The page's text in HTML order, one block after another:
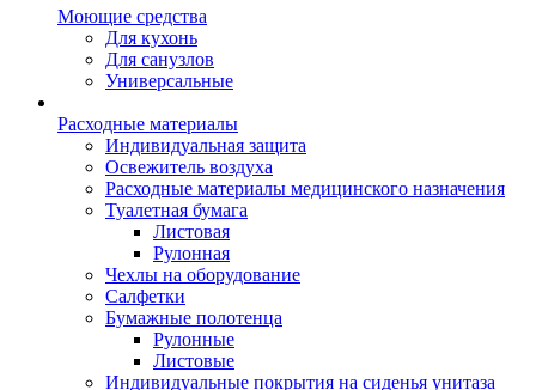
Моющие средства
Для кухонь
Для санузлов
Универсальные
Расходные материалы
Индивидуальная защита
Освежитель воздуха
Расходные материалы медицинского назначения
Туалетная бумага
Листовая
Рулонная
Чехлы на оборудование
Салфетки
Бумажные полотенца
Рулонные
Листовые
Индивидуальные покрытия на сиденья унитаза